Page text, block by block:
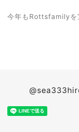
今年もRottsfamilyを